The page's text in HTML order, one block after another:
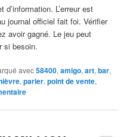
L’erreur est
journal officiel fait foi. Vérifier
avoir gagné. Le jeu peut
si besoin.
avec58400,amigo,art,bar,
,parier,point de vente,